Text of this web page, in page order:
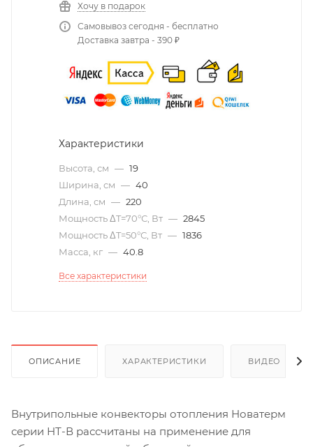
Хочу в подарок
Самовывоз сегодня - бесплатно
Доставка завтра - 390 ₽
Характеристики
Высота, см — 19
Ширина, см — 40
Длина, см — 220
Мощность ΔT=70°С, Вт — 2845
Мощность ΔT=50°С, Вт — 1836
Масса, кг — 40.8
Все характеристики
ОПИСАНИЕ ХАРАКТЕРИСТИКИ ВИДЕО (6)
Внутрипольные конвекторы отопления Новатерм
серии НТ-В рассчитаны на применение для